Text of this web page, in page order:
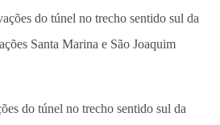
do túnel no trecho sentido sul da